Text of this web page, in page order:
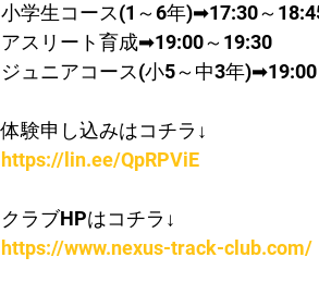
小学生コース(1～6年)➡17:30～
​アスリート育成➡19:00～19:30
ジュニアコース(小5～中3年
体験申し込みはコチラ↓
https://lin.ee/QpRPViE
クラブHPはコチラ↓
https://www.nexus-track-club.com/